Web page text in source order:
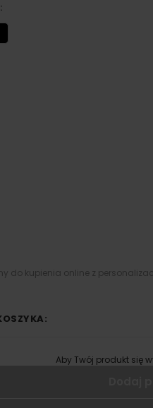
do kupienia online z
Aby Twój produkt się